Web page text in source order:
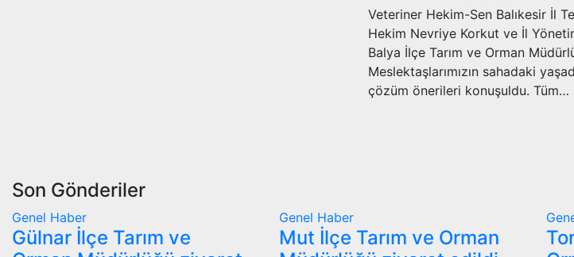
Veteriner Hekim-Sen Balıkesir İl
Hekim Nevriye Korkut ve İl
Balya İlçe Tarım ve Orman
Meslektaşlarımızın sahadaki
çözüm önerileri konuşuldu. Tüm…
Son Gönderiler
Genel Haber
Gülnar İlçe Tarım ve
Genel Haber
Mut İlçe Tarım ve Orman